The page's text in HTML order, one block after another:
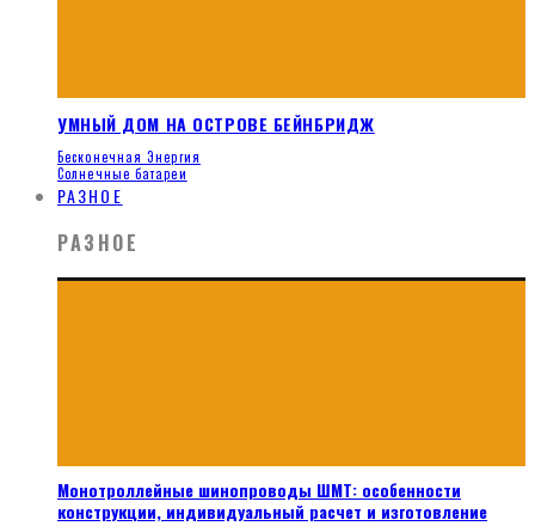
УМНЫЙ ДОМ НА ОСТРОВЕ БЕЙНБРИДЖ
Бесконечная Энергия
Солнечные батареи
РАЗНОЕ
РАЗНОЕ
Монотроллейные шинопроводы ШМТ: особенности
конструкции, индивидуальный расчет и изготовление